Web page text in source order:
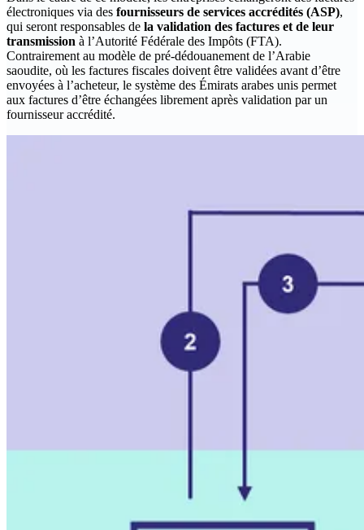
électroniques via des fournisseurs de services accrédités (ASP),
qui seront responsables de la validation des factures et de leur
transmission à l’Autorité Fédérale des Impôts (FTA).
Contrairement au modèle de pré-dédouanement de l’Arabie
saoudite, où les factures fiscales doivent être validées avant d’être
envoyées à l’acheteur, le système des Émirats arabes unis permet
aux factures d’être échangées librement après validation par un
fournisseur accrédité.